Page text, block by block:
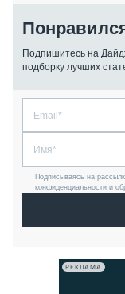
Подпишитесь на
подборку лучших
Подписываясь на
конфиденциальности и
РЕКЛАМА